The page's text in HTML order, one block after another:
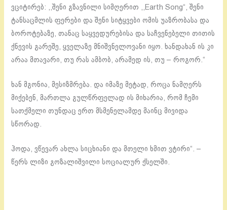
ვციტირებ: ,,შენი გზავნილი სიმღერით ,,Earth Song“, შენი
ტანსაცმლის ფერები და შენი სიტყვები ომის უაზრობასა და
ბოროტებაზე, თანაც საყვედურებისა და საჩვენებელი თითის
ქნევის გარეშე, ყველაზე მნიშვნელოვანი იყო. ხანდახან ის კი
არაა მთავარი, თუ რას ამბობ, არამედ ის, თუ – როგორ.“
ხან მგონია, მესიზმრება. და იმაზე მეტად, როცა ნამღერს
მიქებენ, მართლა გულწრფელად ის მიხარია, რომ ჩემი
სათქმელი თუნდაც ერთ მსმენელამდე მაინც მივიდა
სწორად.
ჰოდა, ვწევარ ახლა სიცხიანი და მთელი ხმით ვტირი“. –
წერს ლიზი გოზალიშვილი სოციალურ ქსელში.